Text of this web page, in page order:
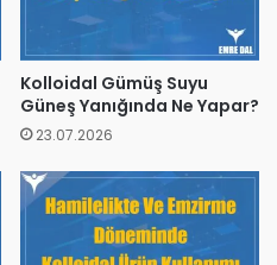
Kolloidal Gümüş Suyu
Güneş Yanığında Ne Yapar?
23.07.2026